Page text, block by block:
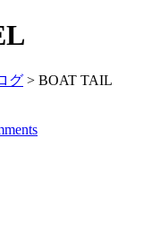
グ > BOAT TAIL